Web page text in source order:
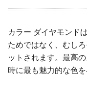
カラー ダイヤモンド
ためではなく、むし
ットされます。最高
時に最も魅力的な色を